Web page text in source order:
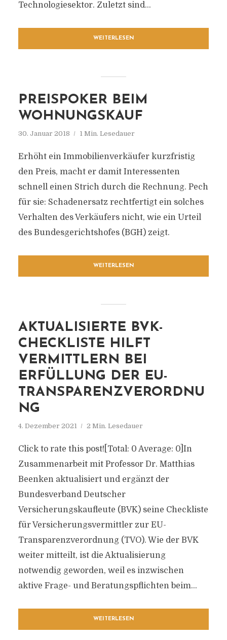
Technologiesektor. Zuletzt sind...
WEITERLESEN
PREISPOKER BEIM
WOHNUNGSKAUF
30. Januar 2018 1 Min. Lesedauer
Erhöht ein Immobilienverkäufer kurzfristig
den Preis, macht er damit Interessenten
schnell einen Strich durch die Rechnung. Pech
für sie: Schadenersatz rechtfertigt ein solches
Verhalten des Verkäufers nicht, wie ein Urteil
des Bundesgerichtshofes (BGH) zeigt.
WEITERLESEN
AKTUALISIERTE BVK-
CHECKLISTE HILFT
VERMITTLERN BEI
ERFÜLLUNG DER EU-
TRANSPARENZVERORDNU
NG
4. Dezember 2021 2 Min. Lesedauer
Click to rate this post![Total: 0 Average: 0]In
Zusammenarbeit mit Professor Dr. Matthias
Beenken aktualisiert und ergänzt der
Bundesverband Deutscher
Versicherungskaufleute (BVK) seine Checkliste
für Versicherungsvermittler zur EU-
Transparenzverordnung (TVO). Wie der BVK
weiter mitteilt, ist die Aktualisierung
notwendig geworden, weil es inzwischen
aktive Frage- und Beratungspflichten beim...
WEITERLESEN